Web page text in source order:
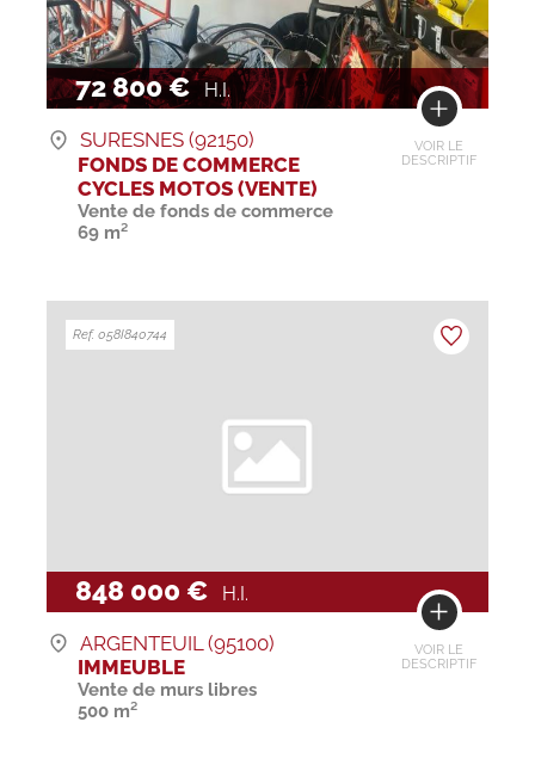
72 800 € H.I.
VOIR LE
DESCRIPTIF
SURESNES (92150)
FONDS DE COMMERCE
CYCLES MOTOS (VENTE)
Vente de fonds de commerce
69 m²
848 000 € H.I.
VOIR LE
DESCRIPTIF
Ref. 058I840744
ARGENTEUIL (95100)
IMMEUBLE
Vente de murs libres
500 m²